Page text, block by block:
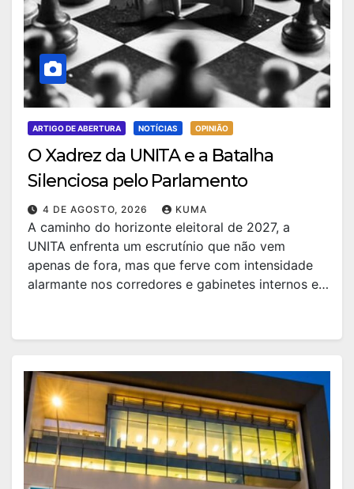
ARTIGO DE ABERTURA NOTÍCIAS OPINIÃO
O Xadrez da UNITA e a Batalha
Silenciosa pelo Parlamento
4 DE AGOSTO, 2026 KUMA
A caminho do horizonte eleitoral de 2027, a
UNITA enfrenta um escrutínio que não vem
apenas de fora, mas que ferve com intensidade
alarmante nos corredores e gabinetes internos e…